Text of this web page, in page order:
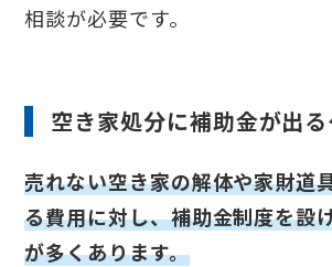
相談が必要です。
空き家処分に補助金が出
売れない空き家の解体や家財道
る費用に対し、補助金制度を設
が多くあります。